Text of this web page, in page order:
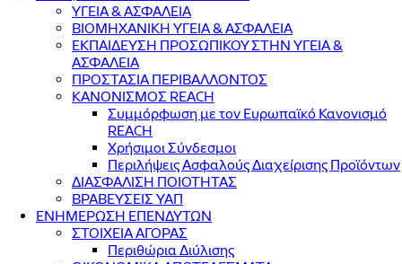
ΥΓΕΙΑ & ΑΣΦΑΛΕΙΑ
ΒΙΟΜΗΧΑΝΙΚΗ ΥΓΕΙΑ & ΑΣΦΑΛΕΙΑ
ΕΚΠΑΙΔΕΥΣΗ ΠΡΟΣΩΠΙΚΟΥ ΣΤΗΝ ΥΓΕΙΑ &
ΑΣΦΑΛΕΙΑ
ΠΡΟΣΤΑΣΙΑ ΠΕΡΙΒΑΛΛΟΝΤΟΣ
ΚΑΝΟΝΙΣΜΟΣ REACH
Συμμόρφωση με τον Ευρωπαϊκό Κανονισμό
REACH
Χρήσιμοι Σύνδεσμοι
Περιλήψεις Ασφαλούς Διαχείρισης Προϊόντων
ΔΙΑΣΦΑΛΙΣΗ ΠΟΙΟΤΗΤΑΣ
ΒΡΑΒΕΥΣΕΙΣ ΥΑΠ
ΕΝΗΜΕΡΩΣΗ ΕΠΕΝΔΥΤΩΝ
ΣΤΟΙΧΕΙΑ ΑΓΟΡΑΣ
Περιθώρια Διύλισης